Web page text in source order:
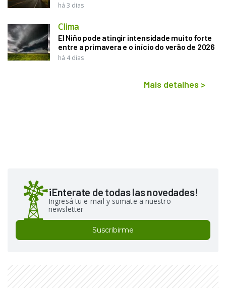
há 3 dias
Clima
El Niño pode atingir intensidade muito forte
entre a primavera e o início do verão de 2026
há 4 dias
Mais detalhes >
¡Enterate de todas las novedades!
Ingresá tu e-mail y sumate a nuestro
newsletter
Suscribirme